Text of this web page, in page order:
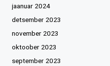
jaanuar 2024
detsember 2023
november 2023
oktoober 2023
september 2023